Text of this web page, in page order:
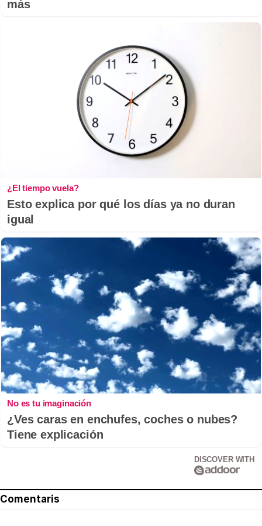
más
¿El tiempo vuela?
Esto explica por qué los días ya no duran
igual
No es tu imaginación
¿Ves caras en enchufes, coches o nubes?
Tiene explicación
DISCOVER WITH
Comentaris